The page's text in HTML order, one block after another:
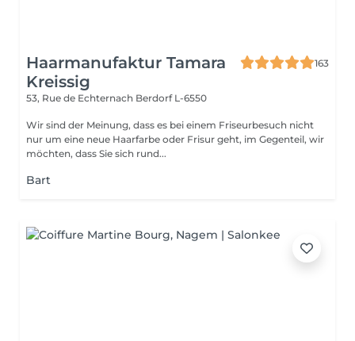
Haarmanufaktur Tamara
Kreissig
163
53, Rue de Echternach Berdorf L-6550
Wir sind der Meinung, dass es bei einem Friseurbesuch nicht
nur um eine neue Haarfarbe oder Frisur geht, im Gegenteil, wir
möchten, dass Sie sich rund...
Bart